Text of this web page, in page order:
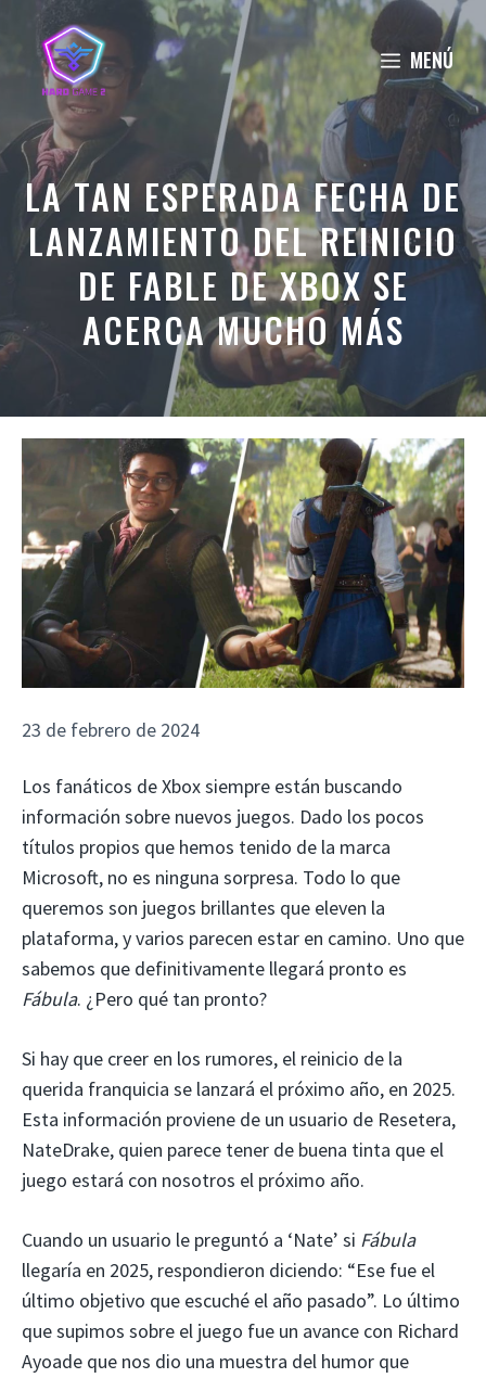
Saltar
contenido
MENÚ
LA TAN ESPERADA FECHA DE
LANZAMIENTO DEL REINICIO
DE FABLE DE XBOX SE
ACERCA MUCHO MÁS
23 de febrero de 2024
Los fanáticos de Xbox siempre están buscando
información sobre nuevos juegos. Dado los pocos
títulos propios que hemos tenido de la marca
Microsoft, no es ninguna sorpresa. Todo lo que
queremos son juegos brillantes que eleven la
plataforma, y ​​varios parecen estar en camino. Uno que
sabemos que definitivamente llegará pronto es
Fábula. ¿Pero qué tan pronto?
Si hay que creer en los rumores, el reinicio de la
querida franquicia se lanzará el próximo año, en 2025.
Esta información proviene de un usuario de Resetera,
NateDrake, quien parece tener de buena tinta que el
juego estará con nosotros el próximo año.
Cuando un usuario le preguntó a ‘Nate’ si Fábula
llegaría en 2025, respondieron diciendo: “Ese fue el
último objetivo que escuché el año pasado”. Lo último
que supimos sobre el juego fue un avance con Richard
Ayoade que nos dio una muestra del humor que